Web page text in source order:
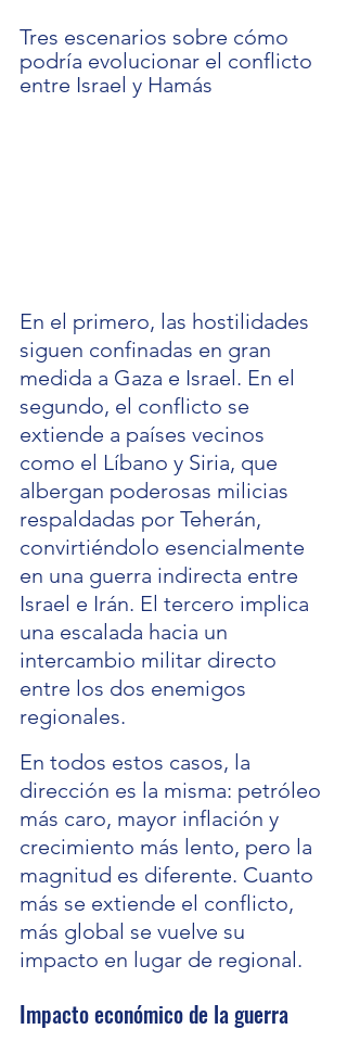
Tres escenarios sobre cómo
podría evolucionar el conflicto
entre Israel y Hamás
En el primero, las hostilidades
siguen confinadas en gran
medida a Gaza e Israel. En el
segundo, el conflicto se
extiende a países vecinos
como el Líbano y Siria, que
albergan poderosas milicias
respaldadas por Teherán,
convirtiéndolo esencialmente
en una guerra indirecta entre
Israel e Irán. El tercero implica
una escalada hacia un
intercambio militar directo
entre los dos enemigos
regionales.
En todos estos casos, la
dirección es la misma: petróleo
más caro, mayor inflación y
crecimiento más lento, pero la
magnitud es diferente. Cuanto
más se extiende el conflicto,
más global se vuelve su
impacto en lugar de regional.
Impacto económico de la guerra